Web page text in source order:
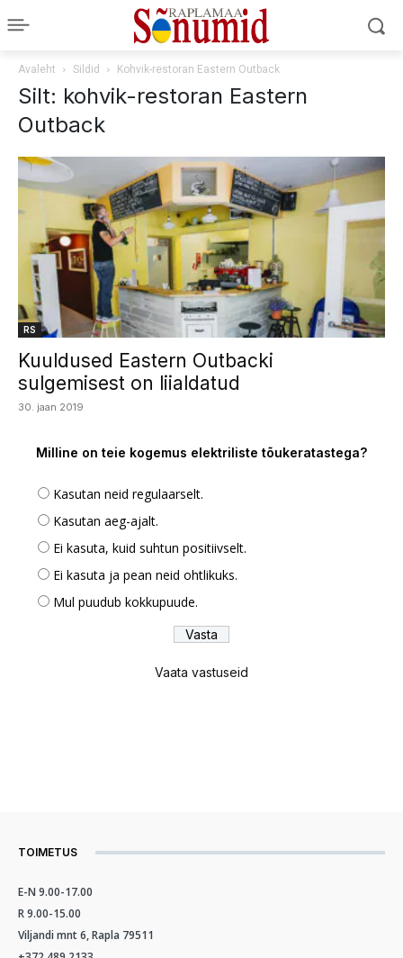
Avaleht Sildid Kohvik-restoran Eastern Outback
Silt: kohvik-restoran Eastern
Outback
RS
Kuuldused Eastern Outbacki
sulgemisest on liialdatud
30. jaan 2019
Milline on teie kogemus elektriliste tõukeratastega?
Kasutan neid regulaarselt.
Kasutan aeg-ajalt.
Ei kasuta, kuid suhtun positiivselt.
Ei kasuta ja pean neid ohtlikuks.
Mul puudub kokkupuude.
Vaata vastuseid
TOIMETUS
E-N 9.00-17.00
R 9.00-15.00
Viljandi mnt 6, Rapla 79511